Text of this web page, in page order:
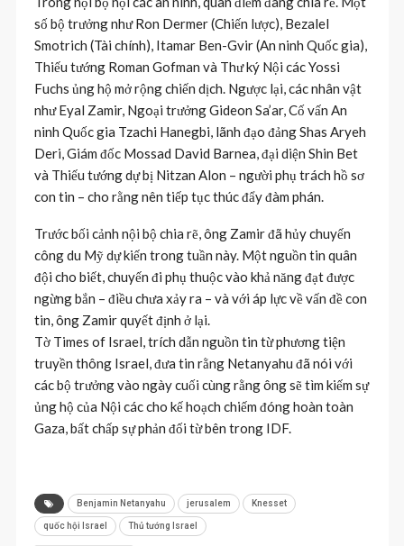
số bộ trưởng như Ron Dermer (Chiến lược), Bezalel
Smotrich (Tài chính), Itamar Ben-Gvir (An ninh Quốc gia),
Thiếu tướng Roman Gofman và Thư ký Nội các Yossi
Fuchs ủng hộ mở rộng chiến dịch. Ngược lại, các nhân vật
như Eyal Zamir, Ngoại trưởng Gideon Sa’ar, Cố vấn An
ninh Quốc gia Tzachi Hanegbi, lãnh đạo đảng Shas Aryeh
Deri, Giám đốc Mossad David Barnea, đại diện Shin Bet
và Thiếu tướng dự bị Nitzan Alon – người phụ trách hồ sơ
con tin – cho rằng nên tiếp tục thúc đẩy đàm phán.
Trước bối cảnh nội bộ chia rẽ, ông Zamir đã hủy chuyến
công du Mỹ dự kiến trong tuần này. Một nguồn tin quân
đội cho biết, chuyến đi phụ thuộc vào khả năng đạt được
ngừng bắn – điều chưa xảy ra – và với áp lực về vấn đề con
tin, ông Zamir quyết định ở lại.
Tờ Times of Israel, trích dẫn nguồn tin từ phương tiện
truyền thông Israel, đưa tin rằng Netanyahu đã nói với
các bộ trưởng vào ngày cuối cùng rằng ông sẽ tìm kiếm sự
ủng hộ của Nội các cho kế hoạch chiếm đóng hoàn toàn
Gaza, bất chấp sự phản đối từ bên trong IDF.
Benjamin Netanyahu jerusalem Knesset
quốc hội Israel Thủ tướng Israel